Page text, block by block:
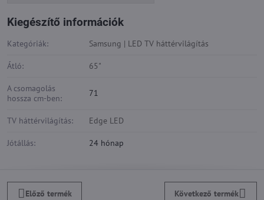
Kiegészítő információk
Kategóriák: Samsung | LED TV háttérvilágítás
Átló: 65"
A csomagolás
hossza cm-ben:
71
TV háttérvilágítás: Edge LED
Jótállás: 24 hónap
Előző termék Következő termék